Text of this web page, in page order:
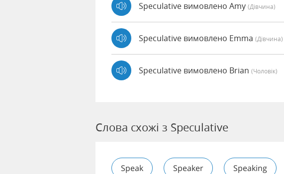
Speculative вимовлено Amy (дівчина)
Speculative вимовлено Emma (дівчина)
Speculative вимовлено Brian (чоловік)
Слова схожі з Speculative
Speak Speaker Speaking